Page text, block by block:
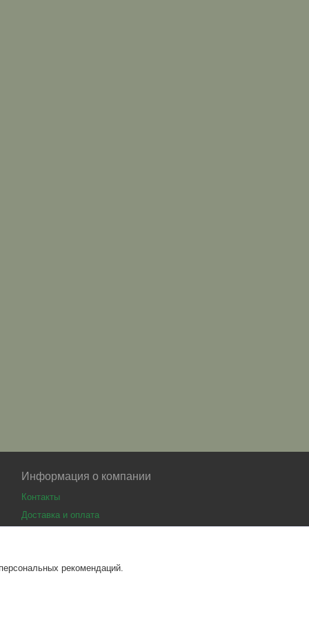
Информация о компании
Контакты
Доставка и оплата
рекомендаций.